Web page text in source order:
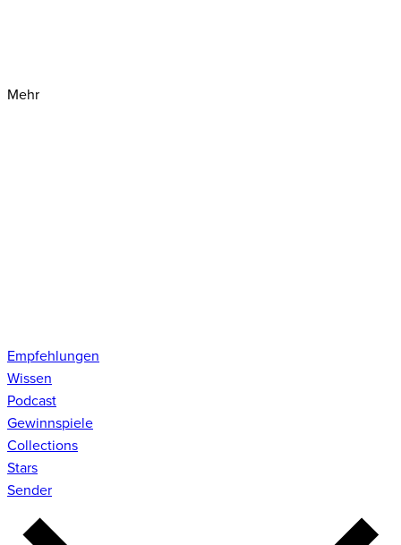
Mehr
Empfehlungen
Wissen
Podcast
Gewinnspiele
Collections
Stars
Sender